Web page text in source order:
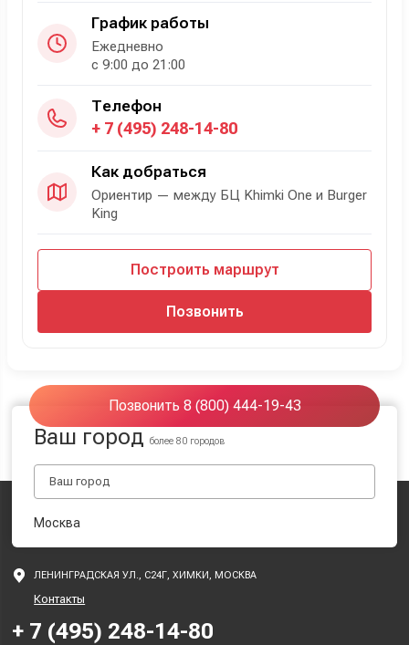
График работы
Ежедневно
с 9:00 до 21:00
Телефон
+ 7 (495) 248-14-80
Как добраться
Ориентир — между БЦ Khimki One и Burger
King
Построить маршрут
Позвонить
Позвонить 8 (800) 444-19-43
Ваш городболее 80 городов
Москва
ЛЕНИНГРАДСКАЯ УЛ., С24Г, ХИМКИ, МОСКВА
Контакты
+ 7 (495) 248-14-80